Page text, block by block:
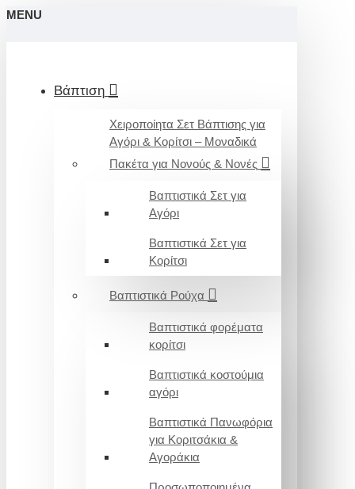
MENU
Βάπτιση
Χειροποίητα Σετ Βάπτισης για
Αγόρι & Κορίτσι – Μοναδικά
Πακέτα για Νονούς & Νονές
Βαπτιστικά Σετ για
Αγόρι
Βαπτιστικά Σετ για
Κορίτσι
Βαπτιστικά Ρούχα
Βαπτιστικά φορέματα
κορίτσι
Βαπτιστικά κοστούμια
αγόρι
Βαπτιστικά Πανωφόρια
για Κοριτσάκια &
Αγοράκια